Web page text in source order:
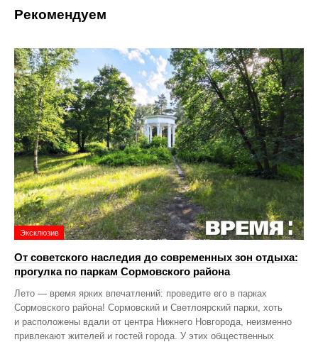
Рекомендуем
Эксклюзив
От советского наследия до современных зон отдыха:
прогулка по паркам Сормовского района
Лето — время ярких впечатлений: проведите его в парках
Сормовского района! Сормовский и Светлоярский парки, хоть
и расположены вдали от центра Нижнего Новгорода, неизменно
привлекают жителей и гостей города. У этих общественных